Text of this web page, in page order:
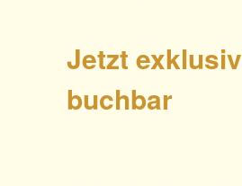
Jetzt exklusiv
buchbar